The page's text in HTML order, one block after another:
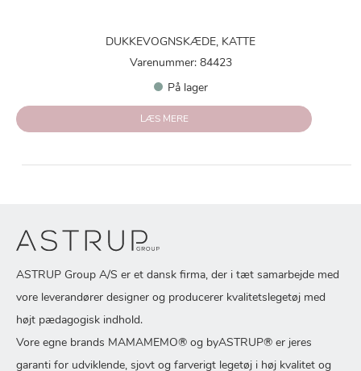
DUKKEVOGNSKÆDE, KATTE
Varenummer: 84423
På lager
LÆS MERE
ASTRUP Group A/S er et dansk firma, der i tæt samarbejde med
vore leverandører designer og producerer kvalitetslegetøj med
højt pædagogisk indhold.
Vore egne brands MAMAMEMO® og byASTRUP® er jeres
garanti for udviklende, sjovt og farverigt legetøj i høj kvalitet og